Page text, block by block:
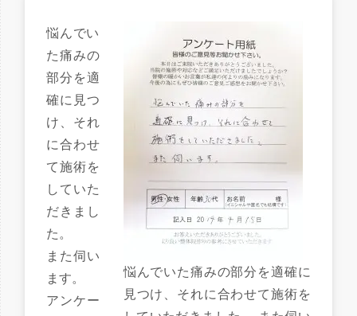
悩んでいた痛みの部分を適確に
見つけ、それに合わせて施術を
悩んでい
た痛みの
部分を適
確に見つ
け、それ
に合わせ
て施術を
していた
だきまし
た。
また伺い
ます。
アンケー